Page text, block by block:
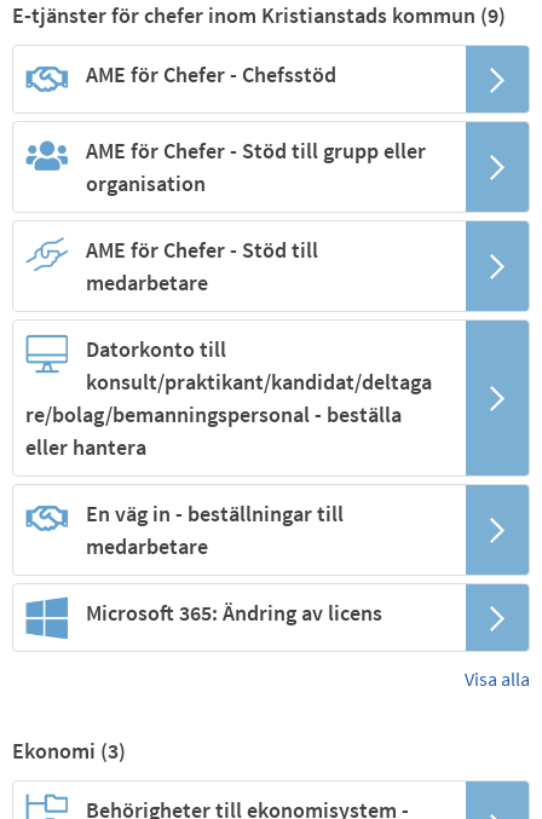
E-tjänster för chefer inom Kristianstads kommun (9)
AME för Chefer - Chefsstöd
AME för Chefer - Stöd till grupp eller
organisation
AME för Chefer - Stöd till
medarbetare
Datorkonto till
konsult/praktikant/kandidat/deltaga
re/bolag/bemanningspersonal - beställa
eller hantera
En väg in - beställningar till
medarbetare
Microsoft 365: Ändring av licens
Visa alla
Ekonomi (3)
Behörigheter till ekonomisystem -